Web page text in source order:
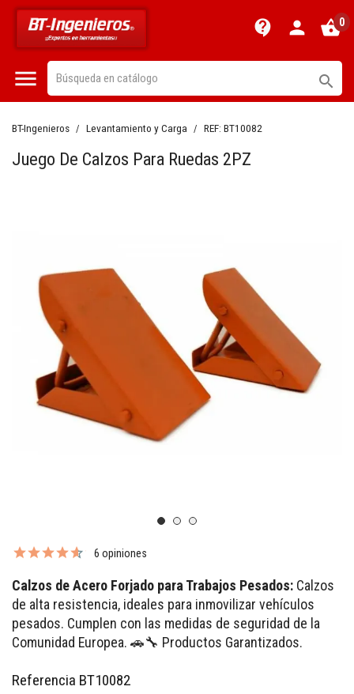
contact_support person shopping_basket0
 
BT-Ingenieros Levantamiento y Carga REF: BT10082
Juego De Calzos Para Ruedas 2PZ
6 opiniones
Calzos de Acero Forjado para Trabajos Pesados: Calzos
de alta resistencia, ideales para inmovilizar vehículos
pesados. Cumplen con las medidas de seguridad de la
Comunidad Europea. 🚗🔧 Productos Garantizados.
Referencia BT10082